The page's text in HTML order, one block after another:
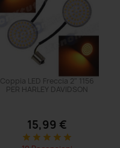
Coppia LED Freccia 2" 1156
PER HARLEY DAVIDSON
15,99 €
star star star star star